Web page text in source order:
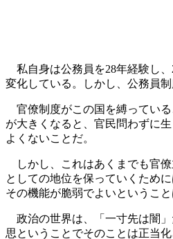
私自身は公務員を28年経験し、
変化している。しかし、公務員
官僚制度がこの国を縛っている
が大きくなると、官民問わずに
よくないことだ。
しかし、これはあくまでも官僚
としての地位を保っていくため
その機能が脆弱でよいということ
政治の世界は、「一寸先は闇」
思ということでそのことは正当化